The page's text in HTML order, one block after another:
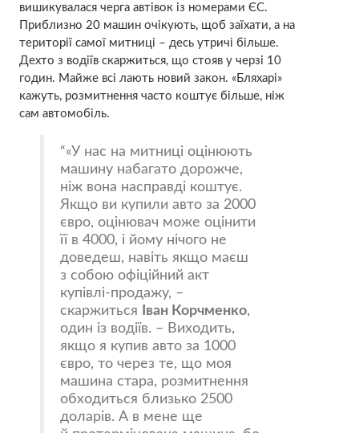
вишикувалася черга автівок із номерами ЄС.
Приблизно 20 машин очікують, щоб заїхати, а на
території самої митниці – десь утричі більше.
Дехто з водіїв скаржиться, що стояв у черзі 10
годин. Майже всі лають новий закон. «Бляхарі»
кажуть, розмитнення часто коштує більше, ніж
сам автомобіль.
«У нас на митниці оцінюють
машину набагато дорожче,
ніж вона насправді коштує.
Якщо ви купили авто за 2000
євро, оцінювач може оцінити
її в 4000, і йому нічого не
доведеш, навіть якщо маєш
з собою офіційний акт
купівлі-продажу, –
скаржиться
Іван Корчменко,
один із водіїв. – Виходить,
якщо я купив авто за 1000
євро, то через те, що моя
машина стара, розмитнення
обходиться близько 2500
доларів. А в мене ще